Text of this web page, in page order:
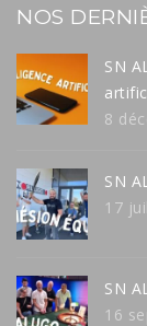
NOS
SN
8
SN
17
SN
16